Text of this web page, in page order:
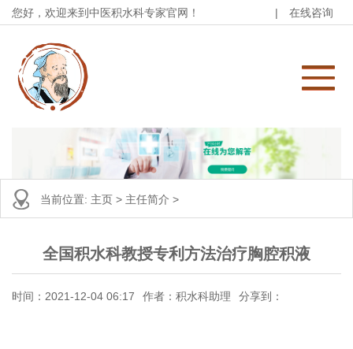
您好，欢迎来到中医积水科专家官网！ | 在线咨询
当前位置: 主页 > 主任简介 >
全国积水科教授专利方法治疗胸腔积液
时间：2021-12-04 06:17 作者：积水科助理 分享到：